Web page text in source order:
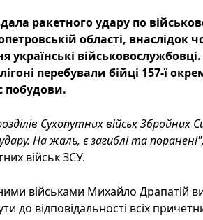
ракетного удару по
області, внаслідок
військовослужбовці.
перебували бійці 157-ї
побудови.
Сухопутних військ
На жаль, є загиблі та поранені",
військ ЗСУ.
військами Михайло Драпатій
до відповідальності всіх